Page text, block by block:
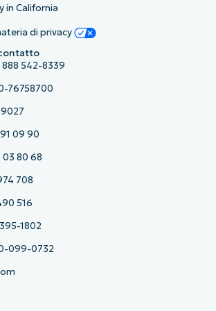
in California
di privacy
888 542-8339
76758700
09 90
80 68
708
516
1802
099-0732